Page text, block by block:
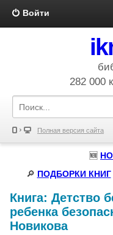
Войти
282 000
Полная версия сайта
🆕
🔎 ПОДБОРКИ КНИГ
Книга: Детство
ребенка
Новикова